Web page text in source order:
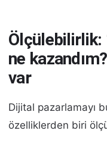
Ölçülebilirlik:
ne
var
Dijital pazarlamayı
özelliklerden biri